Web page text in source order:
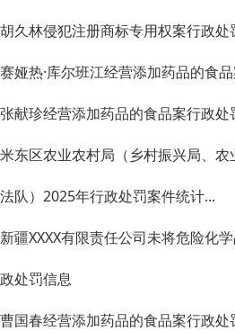
胡久林侵犯注册商标专用权案行政处
赛娅热·库尔班江经营添加药品的食
张献珍经营添加药品的食品案行政处
米东区农业农村局（乡村振兴局、农
法队）2025年行政处罚案件统计...
新疆XXXX有限责任公司未将危险化
政处罚信息
曹国春经营添加药品的食品案行政处